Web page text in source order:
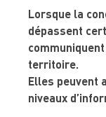
Lorsque la
dépassent
territoire.
Elles peuvent
niveaux